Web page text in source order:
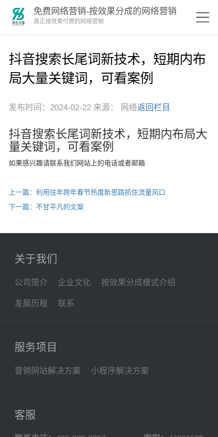
免费网络营销-按效果分成的网络营销
真正按效果付费的网络营销
抖音搜索长尾词新技术，短期内布
局大量关键词，可看案例
发布时间：2024-02-22 来源： 网络返回栏目
抖音搜索长尾词新技术，短期内布局大
量关键词，可看案例
如果感兴趣请联系我们网站上的电话或者邮箱
上一篇：利用往年跨年春节热度新思路抓住流量风口
下一篇：不甘平凡的文案
关于我们
公司简介 企业文化 按效果分成模式介绍
发展历程 联系
服务项目
营销网站解决方案 小程序解决方案
客服